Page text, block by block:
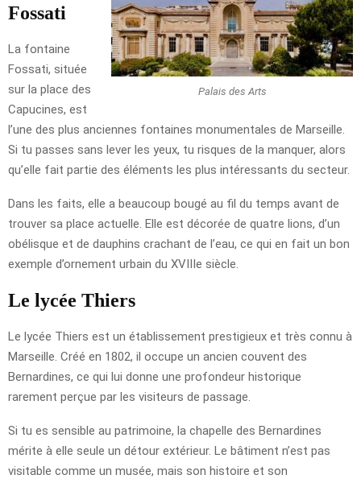
Palais des Arts
Fossati
La fontaine
Fossati, située
sur la place des
Capucines, est
l’une des plus anciennes fontaines monumentales de Marseille.
Si tu passes sans lever les yeux, tu risques de la manquer, alors
qu’elle fait partie des éléments les plus intéressants du secteur.
Dans les faits, elle a beaucoup bougé au fil du temps avant de
trouver sa place actuelle. Elle est décorée de quatre lions, d’un
obélisque et de dauphins crachant de l’eau, ce qui en fait un bon
exemple d’ornement urbain du XVIIIe siècle.
Le lycée Thiers
Le lycée Thiers est un établissement prestigieux et très connu à
Marseille. Créé en 1802, il occupe un ancien couvent des
Bernardines, ce qui lui donne une profondeur historique
rarement perçue par les visiteurs de passage.
Si tu es sensible au patrimoine, la chapelle des Bernardines
mérite à elle seule un détour extérieur. Le bâtiment n’est pas
visitable comme un musée, mais son histoire et son